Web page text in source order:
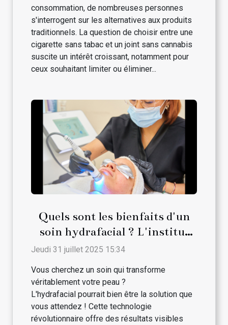
consommation, de nombreuses personnes
s'interrogent sur les alternatives aux produits
traditionnels. La question de choisir entre une
cigarette sans tabac et un joint sans cannabis
suscite un intérêt croissant, notamment pour
ceux souhaitant limiter ou éliminer...
Quels sont les bienfaits d'un
soin hydrafacial ? L'institut
Ozaliya de Bordeaux vous
Jeudi 31 juillet 2025 15:34
Vous cherchez un soin qui transforme
véritablement votre peau ?
L'hydrafacial pourrait bien être la solution que
vous attendez ! Cette technologie
révolutionnaire offre des résultats visibles